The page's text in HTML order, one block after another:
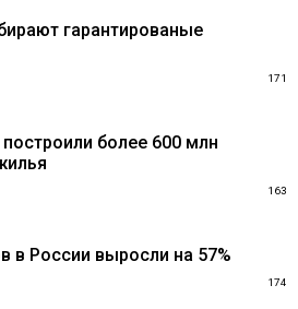
гарантированые
171
более 600 млн
163
в России выросли на 57%
174